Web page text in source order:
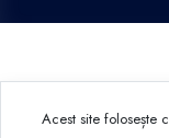
Acest site folosește